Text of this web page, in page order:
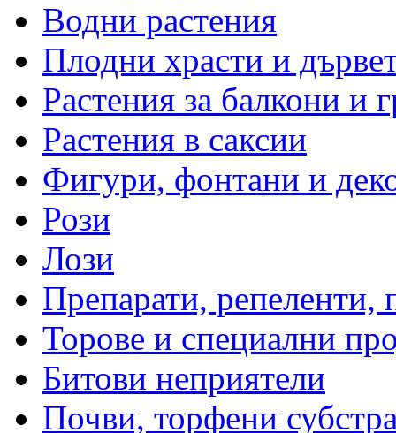
Водни растения
Плодни храсти и
Растения за балкони и
Растения в саксии
Фигури, фонтани и
Рози
Лози
Препарати,
Торове и специални
Битови неприятели
Почви, торфени